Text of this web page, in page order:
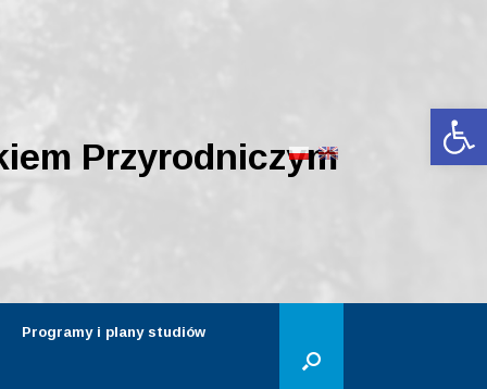
Przyrodniczym
Programy i plany studiów